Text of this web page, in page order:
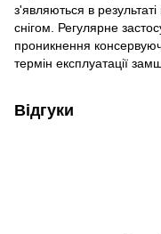
з'являються в
снігом. Регулярне
проникнення
термін експлуатації
Відгуки